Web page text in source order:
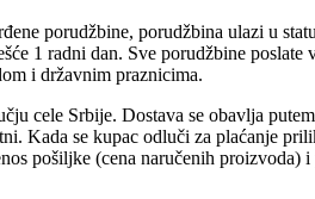
porudžbine, porudžbina ulazi u
1 radni dan. Sve porudžbine
i državnim praznicima.
cele Srbije. Dostava se obavlja
Kada se kupac odluči za plaćanje
pošiljke (cena naručenih proizvoda)